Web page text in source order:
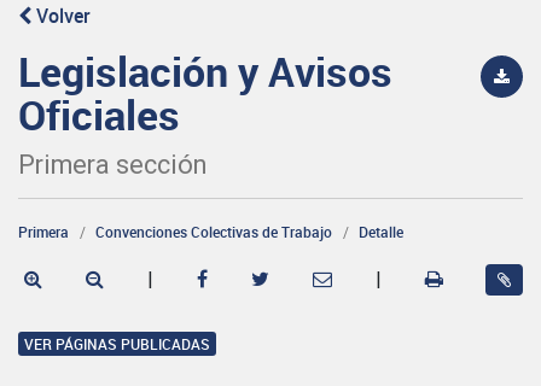
Volver
Legislación y Avisos
Oficiales
Primera sección
Primera Convenciones Colectivas de Trabajo Detalle
| |
VER PÁGINAS PUBLICADAS